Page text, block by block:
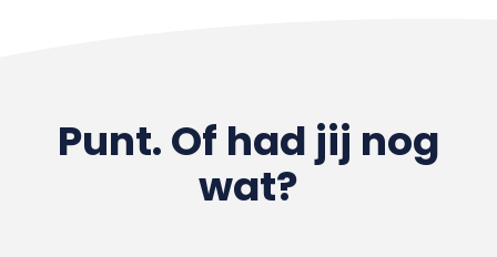
Punt. Of had jij nog
wat?